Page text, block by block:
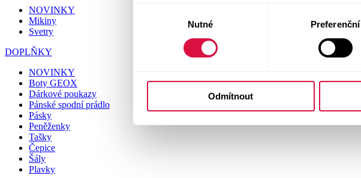
Nutné Preferenční
Odmítnout
NOVINKY
Mikiny
Svetry
DOPLŇKY
NOVINKY
Boty GEOX
Dárkové poukazy
Pánské spodní prádlo
Pásky
Peněženky
Tašky
Čepice
Šály
Plavky